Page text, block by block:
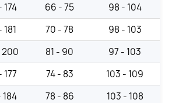
174 66 - 75
98 - 104
181 70 - 78
98 - 103
200 81 - 90
97 - 103
177 74 - 83
103 - 109
184 78 - 86
103 - 108